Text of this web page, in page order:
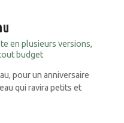
en plusieurs versions,
budget
pour un anniversaire
qui ravira petits et